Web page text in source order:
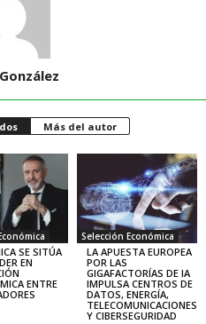
Más del autor
SE SITÚA
EN
ENTRE
Selección Económica
LA APUESTA EUROPEA
POR LAS
GIGAFACTORÍAS DE IA
IMPULSA CENTROS DE
DATOS, ENERGÍA,
TELECOMUNICACIONES
Y CIBERSEGURIDAD